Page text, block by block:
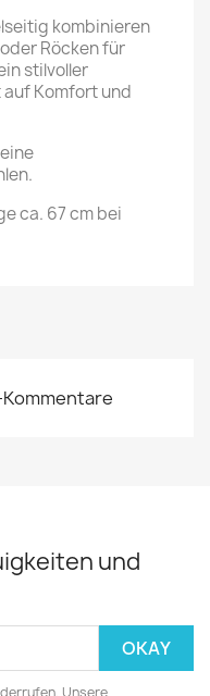
kombinieren
Röcken für
stilvoller
auf Komfort und
ca. 67 cm bei
und
Unsere